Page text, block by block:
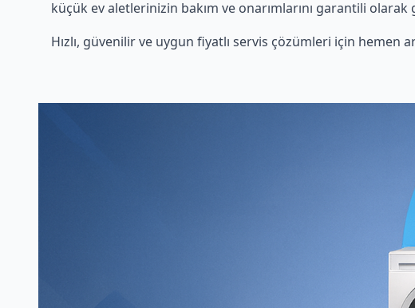
küçük ev aletlerinizin bakım ve onarımlarını garantili
Hızlı, güvenilir ve uygun fiyatlı servis çözümleri için hemen